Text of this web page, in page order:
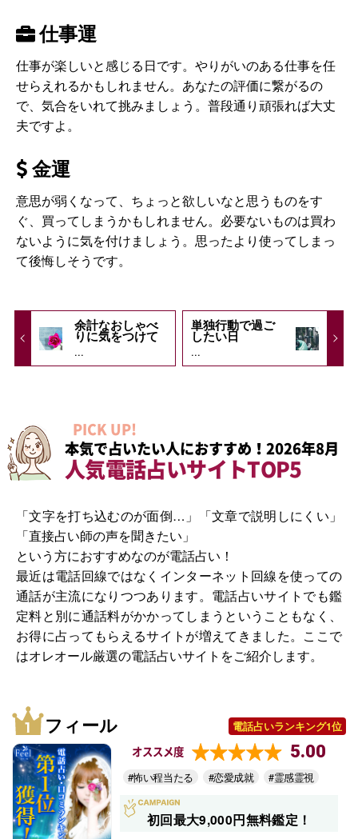
仕事運
仕事が楽しいと感じる日です。やりがいのある仕事を任
せらえれるかもしれません。あなたの評価に繋がるの
で、気合をいれて挑みましょう。普段通り頑張れば大丈
夫ですよ。
金運
意思が弱くなって、ちょっと欲しいなと思うものをす
ぐ、買ってしまうかもしれません。必要ないものは買わ
ないように気を付けましょう。思ったより使ってしまっ
て後悔しそうです。
余計なおしゃべ
りに気をつけて
...
単独行動で過ご
したい日
...
PICK UP!
本気で占いたい人におすすめ！2026年8月
人気電話占いサイトTOP5
「文字を打ち込むのが面倒…」「文章で説明しにくい」
「直接占い師の声を聞きたい」
という方におすすめなのが電話占い！
最近は電話回線ではなくインターネット回線を使っての
通話が主流になりつつあります。電話占いサイトでも鑑
定料と別に通話料がかかってしまうということもなく、
お得に占ってもらえるサイトが増えてきました。ここで
はオレオール厳選の電話占いサイトをご紹介します。
フィール 電話占いランキング1位
オススメ度 5.00
#怖い程当たる #恋愛成就 #霊感霊視
初回最大9,000円無料鑑定！